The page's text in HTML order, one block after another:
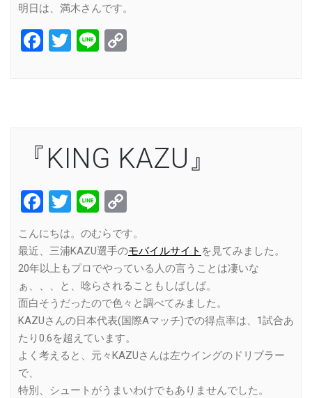
明日は、満木さんです。
Facebook
Twitter
Line
『KING KAZU』
Facebook
Twitter
Line
Link
こんにちは。のむらです。
最近、三浦KAZU選手のモバイルサイト を見てみました。
20年以上もプロでやっている人の言うことは凄いな
ぁ、、、と、唸らされることもしばしば。
面白そうだったので色々と調べてみました。
KAZUさんの日本代表(国際Aマッチ)での得点率は、1試合あ
たり0.6を超えています。
よく考えると、元々KAZUさんは左ウイングのドリブラー
で、
特別、シュートがうまいわけでもありませんでした。